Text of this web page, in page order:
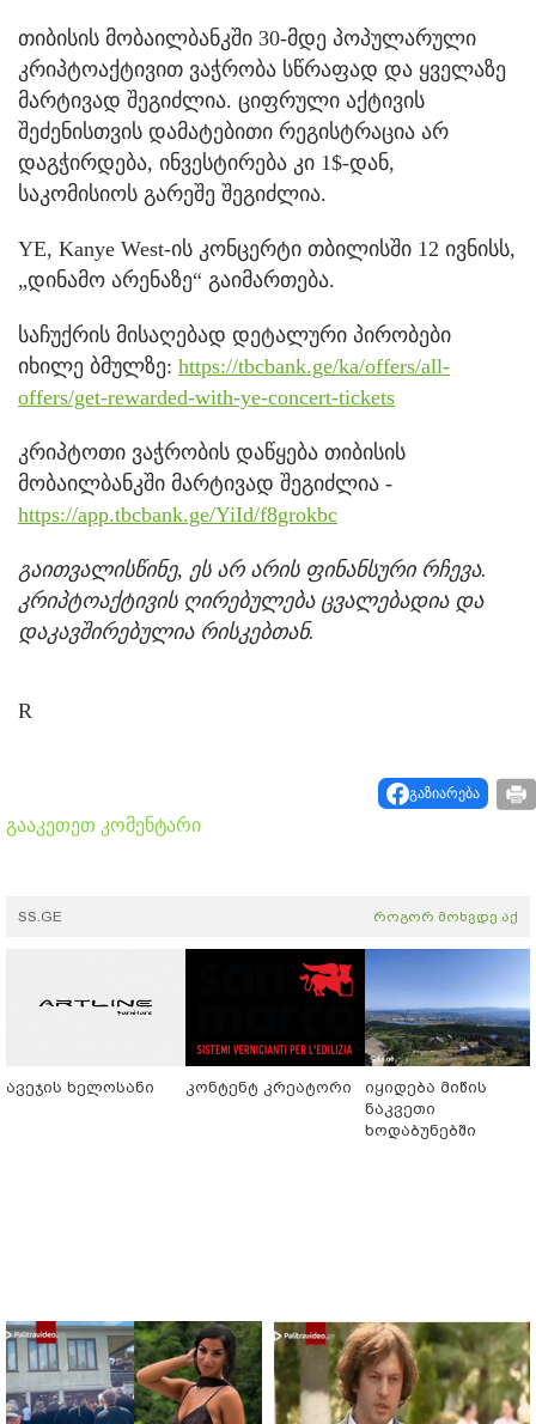
თიბისის მობაილბანკში 30-მდე პოპულარული
კრიპტოაქტივით ვაჭრობა სწრაფად და ყველაზე
მარტივად შეგიძლია. ციფრული აქტივის
შეძენისთვის დამატებითი რეგისტრაცია არ
დაგჭირდება, ინვესტირება კი 1$-დან,
საკომისიოს გარეშე შეგიძლია.
YE, Kanye West-ის კონცერტი თბილისში 12 ივნისს,
„დინამო არენაზე“ გაიმართება.
საჩუქრის მისაღებად დეტალური პირობები
იხილე ბმულზე: https://tbcbank.ge/ka/offers/all-
offers/get-rewarded-with-ye-concert-tickets
კრიპტოთი ვაჭრობის დაწყება თიბისის
მობაილბანკში მარტივად შეგიძლია -
https://app.tbcbank.ge/YiId/f8grokbc
გაითვალისწინე, ეს არ არის ფინანსური რჩევა.
კრიპტოაქტივის ღირებულება ცვალებადია და
დაკავშირებულია რისკებთან.
R
გაზიარება
გააკეთეთ კომენტარი
SS.GE როგორ მოხვდე აქ
ავეჯის ხელოსანი კონტენტ კრეატორი
იყიდება მიწის
ნაკვეთი
ხოდაბუნებში